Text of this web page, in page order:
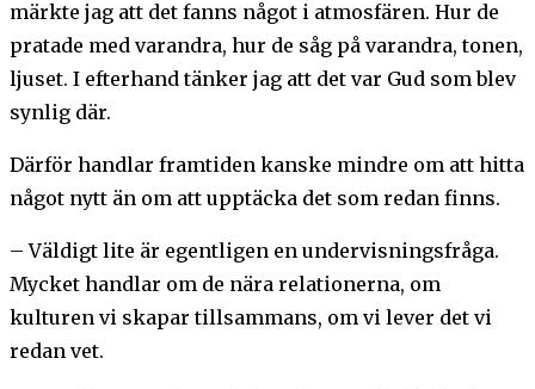
märkte jag att det fanns något i atmosfären. Hur de
pratade med varandra, hur de såg på varandra, tonen,
ljuset. I efterhand tänker jag att det var Gud som blev
synlig där.
Därför handlar framtiden kanske mindre om att hitta
något nytt än om att upptäcka det som redan finns.
– Väldigt lite är egentligen en undervisningsfråga.
Mycket handlar om de nära relationerna, om
kulturen vi skapar tillsammans, om vi lever det vi
redan vet.